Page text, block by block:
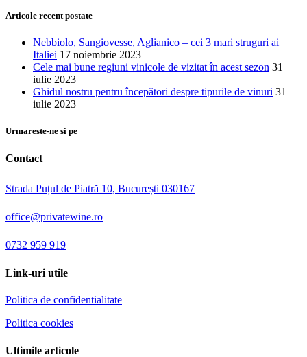
Articole recent postate
Nebbiolo, Sangiovesse, Aglianico – cei 3 mari struguri ai
Italiei 17 noiembrie 2023
Cele mai bune regiuni vinicole de vizitat în acest sezon 31
iulie 2023
Ghidul nostru pentru începători despre tipurile de vinuri 31
iulie 2023
Urmareste-ne si pe
Contact
Strada Puțul de Piatră 10, București 030167
office@privatewine.ro
0732 959 919
Link-uri utile
Politica de confidentialitate
Politica cookies
Ultimile articole